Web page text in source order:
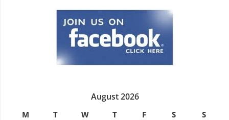
August 2026
M T W T F S
S